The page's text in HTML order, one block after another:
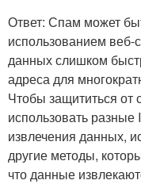
Ответ: Спам может
использованием веб-
данных слишком
адреса для
Чтобы защититься от
использовать разные
извлечения данных,
другие методы,
что данные